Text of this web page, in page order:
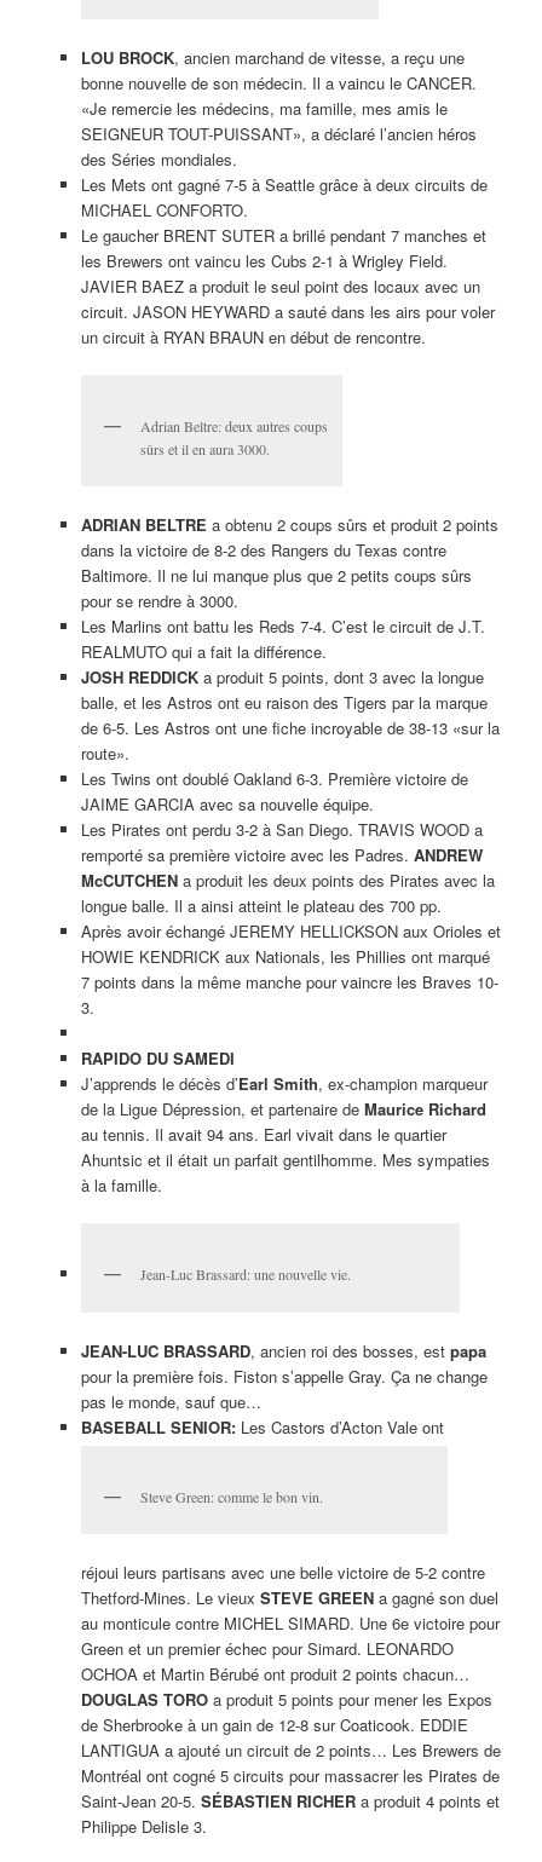
LOU BROCK, ancien marchand de vitesse, a reçu une
bonne nouvelle de son médecin. Il a vaincu le CANCER.
«Je remercie les médecins, ma famille, mes amis le
SEIGNEUR TOUT-PUISSANT», a déclaré l’ancien héros
des Séries mondiales.
Les Mets ont gagné 7-5 à Seattle grâce à deux circuits de
MICHAEL CONFORTO.
Le gaucher BRENT SUTER a brillé pendant 7 manches et
les Brewers ont vaincu les Cubs 2-1 à Wrigley Field.
JAVIER BAEZ a produit le seul point des locaux avec un
circuit. JASON HEYWARD a sauté dans les airs pour voler
un circuit à RYAN BRAUN en début de rencontre.
Adrian Beltre: deux autres coups
sûrs et il en aura 3000.
ADRIAN BELTRE a obtenu 2 coups sûrs et produit 2 points
dans la victoire de 8-2 des Rangers du Texas contre
Baltimore. Il ne lui manque plus que 2 petits coups sûrs
pour se rendre à 3000.
Les Marlins ont battu les Reds 7-4. C’est le circuit de J.T.
REALMUTO qui a fait la différence.
JOSH REDDICKa produit 5 points, dont 3 avec la longue
balle, et les Astros ont eu raison des Tigers par la marque
de 6-5. Les Astros ont une fiche incroyable de 38-13 «sur la
route».
Les Twins ont doublé Oakland 6-3. Première victoire de
JAIME GARCIA avec sa nouvelle équipe.
Les Pirates ont perdu 3-2 à San Diego. TRAVIS WOOD a
remporté sa première victoire avec les Padres. ANDREW
McCUTCHENa produit les deux points des Pirates avec la
longue balle. Il a ainsi atteint le plateau des 700 pp.
Après avoir échangé JEREMY HELLICKSON aux Orioles et
HOWIE KENDRICK aux Nationals, les Phillies ont marqué
7 points dans la même manche pour vaincre les Braves 10-
3.
RAPIDO DU SAMEDI
J’apprends le décès d’Earl Smith, ex-champion marqueur
de la Ligue Dépression, et partenaire de Maurice Richard
au tennis. Il avait 94 ans. Earl vivait dans le quartier
Ahuntsic et il était un parfait gentilhomme. Mes sympaties
à la famille.
Jean-Luc Brassard: une nouvelle vie.
JEAN-LUC BRASSARD, ancien roi des bosses, est papa
pour la première fois. Fiston s’appelle Gray. Ça ne change
pas le monde, sauf que…
BASEBALL SENIOR: Les Castors d’Acton Vale ont
Steve Green: comme le bon vin.
réjoui leurs partisans avec une belle victoire de 5-2 contre
Thetford-Mines. Le vieux STEVE GREENa gagné son duel
au monticule contre MICHEL SIMARD. Une 6e victoire pour
Green et un premier échec pour Simard. LEONARDO
OCHOA et Martin Bérubé ont produit 2 points chacun…
DOUGLAS TOROa produit 5 points pour mener les Expos
de Sherbrooke à un gain de 12-8 sur Coaticook. EDDIE
LANTIGUA a ajouté un circuit de 2 points… Les Brewers de
Montréal ont cogné 5 circuits pour massacrer les Pirates de
Saint-Jean 20-5. SÉBASTIEN RICHERa produit 4 points et
Philippe Delisle 3.